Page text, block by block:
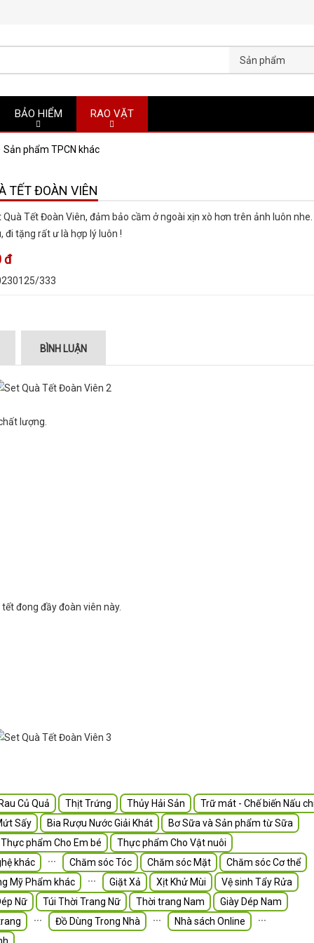
Sản phẩm
BẢO HIỂM RAO VẶT
Sản phẩm TPCN khác
TẾT ĐOÀN VIÊN
Quà Tết Đoàn Viên, đảm bảo cầm ở ngoài xịn xò hơn trên ảnh luôn
đi tặng rất ư là hợp lý luôn !
đ
333
BÌNH LUẬN
lượng.
đong đầy đoàn viên này.
Củ Quả Thịt Trứng Thủy Hải Sản
Trữ mát - Chế biến Nấu
Sấy
Bia Rượu Nước Giải Khát
Bơ Sữa và Sản phẩm từ Sữa
Thực phẩm Cho Em bé
Thực phẩm Cho Vật nuôi
khác
∙∙∙ Chăm sóc Tóc Chăm sóc Mặt
Chăm sóc Cơ thể
Mỹ Phẩm khác
∙∙∙ Giặt Xả Xịt Khử Mùi
Vệ sinh Tẩy Rửa
Nữ
Túi Thời Trang Nữ Thời trang Nam
Giày Dép Nam
∙∙∙ Đồ Dùng Trong Nhà ∙∙∙ Nhà sách Online
∙∙∙